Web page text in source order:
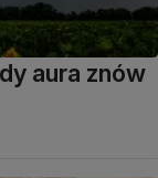
aura znów